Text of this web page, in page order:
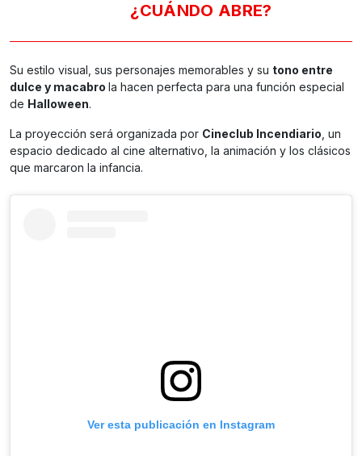
¿CUÁNDO ABRE?
Su estilo visual, sus personajes memorables y su tono entre
dulce y macabro la hacen perfecta para una función especial
de Halloween.
La proyección será organizada por Cineclub Incendiario, un
espacio dedicado al cine alternativo, la animación y los clásicos
que marcaron la infancia.
Ver esta publicación en Instagram